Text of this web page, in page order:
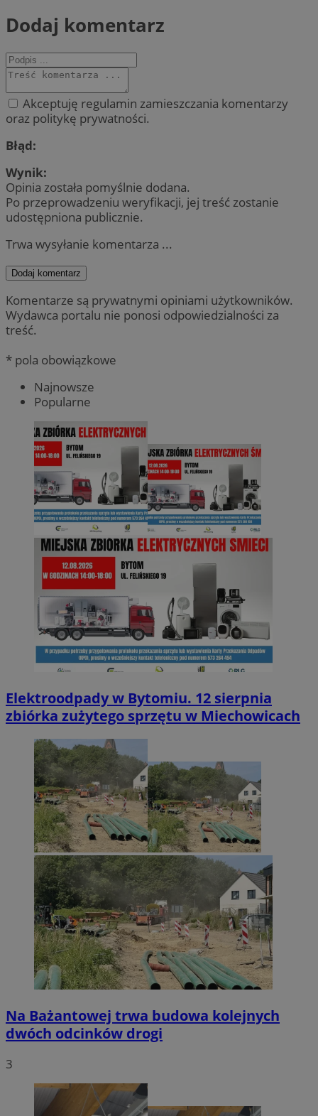
Dodaj komentarz
Akceptuję regulamin zamieszczania komentarzy
oraz politykę prywatności.
Błąd:
Wynik:
Opinia została pomyślnie dodana.
Po przeprowadzeniu weryfikacji, jej treść zostanie
udostępniona publicznie.
Trwa wysyłanie komentarza ...
Dodaj komentarz
Komentarze są prywatnymi opiniami użytkowników.
Wydawca portalu nie ponosi odpowiedzialności za
treść.
* pola obowiązkowe
Najnowsze
Popularne
Elektroodpady w Bytomiu. 12 sierpnia
zbiórka zużytego sprzętu w Miechowicach
Na Bażantowej trwa budowa kolejnych
dwóch odcinków drogi
3